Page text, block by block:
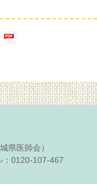
県医師会）
0120-107-467